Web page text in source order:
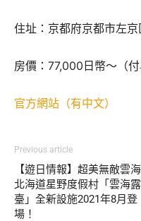
住址：京都府京都市左
房價：77,000日幣～（付
官方網站（有中文）
Previous article
【遊日情報】超美無敵雲海
北海道星野度假村「雲海露
臺」全新設施2021年8月登
場！